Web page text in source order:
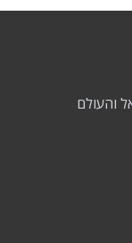
והעולם